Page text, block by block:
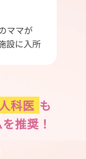
ママが
設に入所
科医 も
推奨！